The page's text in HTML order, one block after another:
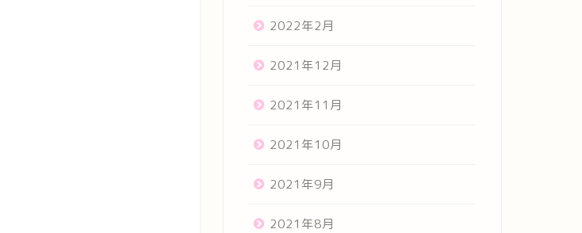
2022年2月
2021年12月
2021年11月
2021年10月
2021年9月
2021年8月